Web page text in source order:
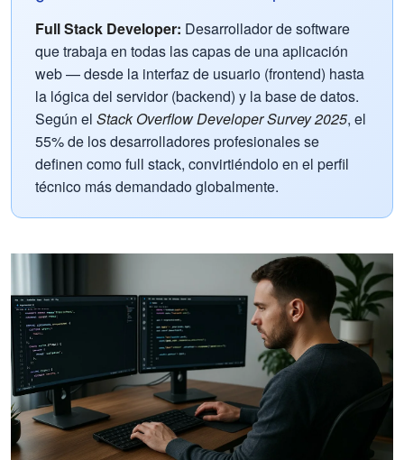
Full Stack Developer: Desarrollador de software
que trabaja en todas las capas de una aplicación
web — desde la interfaz de usuario (frontend) hasta
la lógica del servidor (backend) y la base de datos.
Según el Stack Overflow Developer Survey 2025, el
55% de los desarrolladores profesionales se
definen como full stack, convirtiéndolo en el perfil
técnico más demandado globalmente.